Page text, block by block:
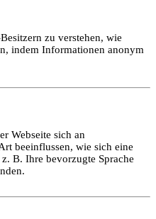
zu verstehen, wie
indem Informationen anonym
Webseite sich an
beeinflussen, wie sich eine
B. Ihre bevorzugte Sprache